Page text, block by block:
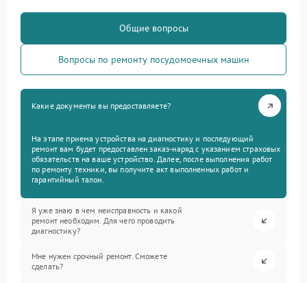
Общие вопросы
Вопросы по ремонту посудомоечных машин
Какие документы вы предоставляете?
На этапе приема устройства на диагностику и последующий
ремонт вам будет предоставлен заказ-наряд с указанием страховых
обязательств на ваше устройство. Далее, после выполнения работ
по ремонту техники, вы получите акт выполненных работ и
гарантийный талон.
Я уже знаю в чем неисправность и какой
ремонт необходим. Для чего проводить
диагностику?
Мне нужен срочный ремонт. Сможете
сделать?